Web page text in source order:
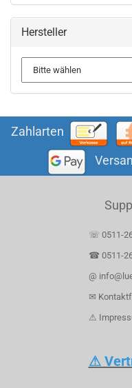
Hersteller
Zahlarten
☏ 0511-
☎ 0511-
@
✉
⚠
⚠